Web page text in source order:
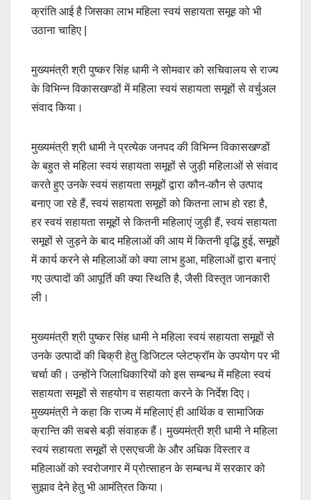
क्रांति आई है जिसका लाभ महिला स्वयं सहायता समूह को भी
उठाना चाहिए |
मुख्यमंत्री श्री पुष्कर सिंह धामी ने सोमवार को सचिवालय से राज्य
के विभिन्न विकासखण्डों में महिला स्वयं सहायता समूहों से वर्चुअल
संवाद किया।
मुख्यमंत्री श्री धामी ने प्रत्येक जनपद की विभिन्न विकासखण्डों
के बहुत से महिला स्वयं सहायता समूहों से जुड़ी महिलाओं से संवाद
करते हुए उनके स्वयं सहायता समूहों द्वारा कौन-कौन से उत्पाद
बनाए जा रहे हैं, स्वयं सहायता समूहों को कितना लाभ हो रहा है,
हर स्वयं सहायता समूहों से कितनी महिलाएं जुड़ी हैं, स्वयं सहायता
समूहों से जुड़ने के बाद महिलाओं की आय में कितनी वृद्धि हुई, समूहों
में कार्य करने से महिलाओं को क्या लाभ हुआ, महिलाओं द्वारा बनाएं
गए उत्पादों की आपूर्ति की क्या स्थिति है, जैसी विस्तृत जानकारी
ली।
मुख्यमंत्री श्री पुष्कर सिंह धामी ने महिला स्वयं सहायता समूहों से
उनके उत्पादों की बिक्री हेतु डिजिटल प्लेटफ्रॉम के उपयोग पर भी
चर्चा की। उन्होंने जिलाधिकारियों को इस सम्बन्ध में महिला स्वयं
सहायता समूहों से सहयोग व सहायता करने के निर्देश दिए।
मुख्यमंत्री ने कहा कि राज्य में महिलाएं ही आर्थिक व सामाजिक
क्रान्ति की सबसे बड़ी संवाहक हैं। मुख्यमंत्री श्री धामी ने महिला
स्वयं सहायता समूहों से एसएचजी के और अधिक विस्तार व
महिलाओं को स्वरोजगार में प्रोत्साहन के सम्बन्ध में सरकार को
सुझाव देने हेतु भी आमंत्रित किया।